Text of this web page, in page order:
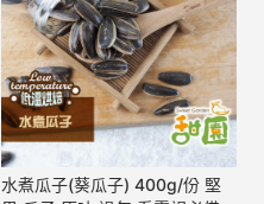
水煮瓜子(葵瓜子) 400g/份 堅